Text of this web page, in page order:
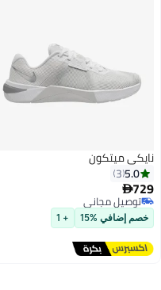
6
نايكي ميتكون
5.0
3
729
توصيل مجاني
توصيل مجاني
خصم إضافي %15 + 1